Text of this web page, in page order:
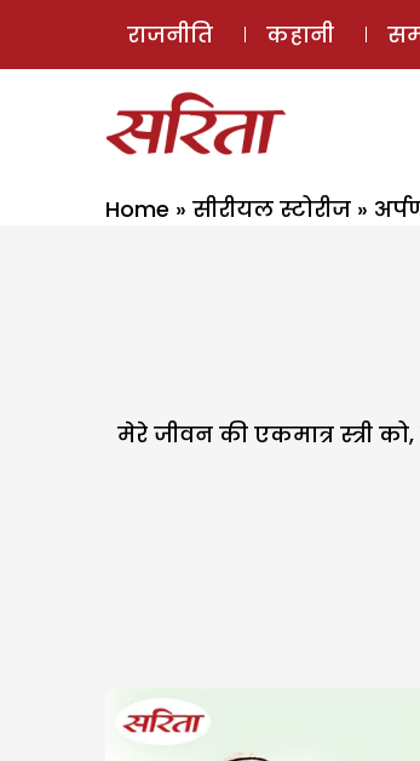
राजनीति कहानी
Home » सीरीयल स्टोरीज »
मेरे जीवन की एकमात्र स्त्री